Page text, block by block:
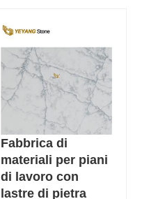
Fabbrica di
materiali per piani
di lavoro con
lastre di pietra